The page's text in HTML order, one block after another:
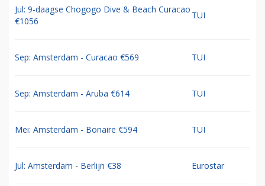
Jul: 9-daagse Chogogo Dive & Beach Curacao
€1056
TUI
Sep: Amsterdam - Curacao €569 TUI
Sep: Amsterdam - Aruba €614 TUI
Mei: Amsterdam - Bonaire €594 TUI
Jul: Amsterdam - Berlijn €38 Eurostar